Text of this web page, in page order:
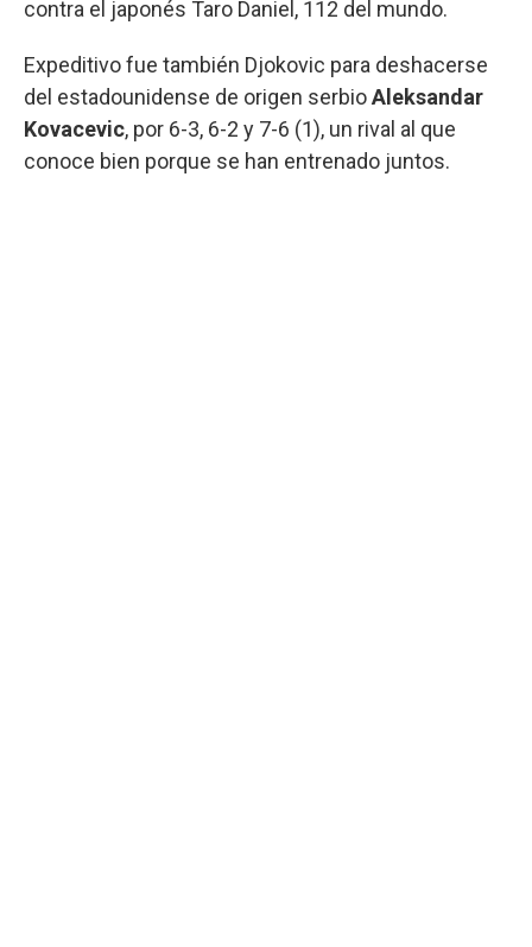
contra el japonés Taro Daniel, 112 del mundo.
Expeditivo fue también Djokovic para deshacerse
del estadounidense de origen serbioAleksandar
Kovacevic, por 6-3, 6-2 y 7-6 (1), un rival al que
conoce bien porque se han entrenado juntos.